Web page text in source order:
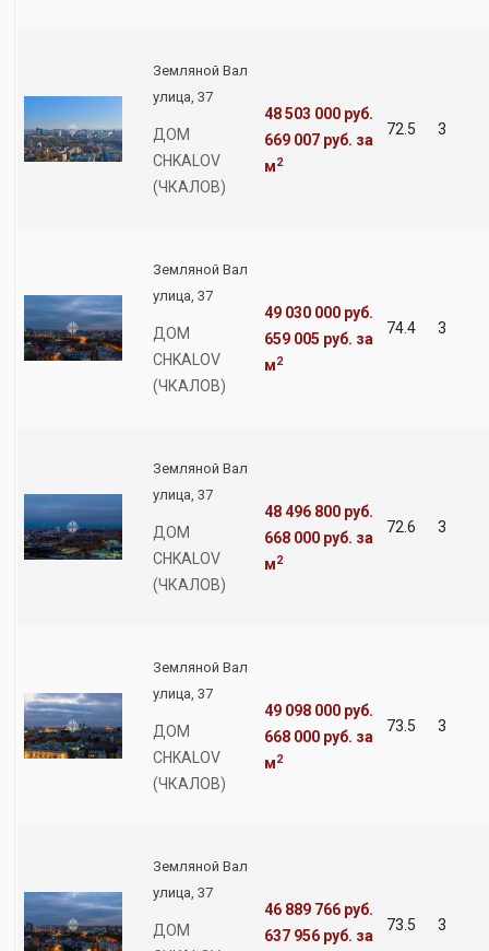
Земляной Вал
улица, 37
ДОМ
CHKALOV
(ЧКАЛОВ)
48 503 000 руб.
669 007 руб. за
м2
72.5 3
Земляной Вал
улица, 37
ДОМ
CHKALOV
(ЧКАЛОВ)
49 030 000 руб.
659 005 руб. за
м2
74.4 3
Земляной Вал
улица, 37
ДОМ
CHKALOV
(ЧКАЛОВ)
48 496 800 руб.
668 000 руб. за
м2
72.6 3
Земляной Вал
улица, 37
ДОМ
CHKALOV
(ЧКАЛОВ)
49 098 000 руб.
668 000 руб. за
м2
73.5 3
Земляной Вал
улица, 37
ДОМ
46 889 766 руб.
637 956 руб. за
73.5 3